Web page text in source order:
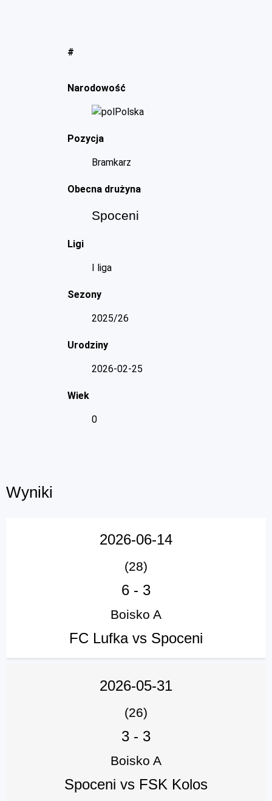
#
Narodowość
Polska
Pozycja
Bramkarz
Obecna drużyna
Spoceni
Ligi
I liga
Sezony
2025/26
Urodziny
2026-02-25
Wiek
0
Wyniki
2026-06-14
(28)
6 - 3
Boisko A
FC Lufka vs Spoceni
2026-05-31
(26)
3 - 3
Boisko A
Spoceni vs FSK Kolos